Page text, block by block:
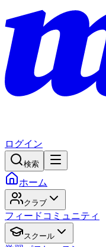
ログイン
検索
ホーム
クラブ
フィード コミュニティ
スクール